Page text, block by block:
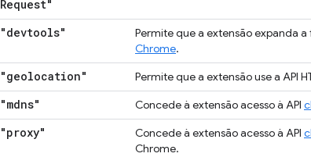
Request"
"devtools" Permite que a extensão expanda
Chrome.
"geolocation" Permite que a extensão use a API
"mdns" Concede à extensão acesso à API
"proxy" Concede à extensão acesso à API
Chrome.